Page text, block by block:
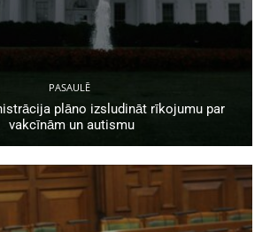
PASAULĒ
plāno izsludināt rīkojumu par
vakcīnām un autismu